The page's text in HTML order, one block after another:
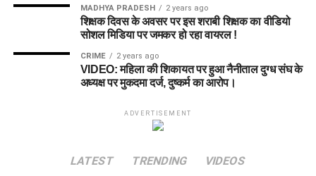
MADHYA PRADESH 2 years ago
शिक्षक दिवस के अवसर पर इस शराबी शिक्षक का वीडियो
सोशल मिडिया पर जमकर हो रहा वायरल !
CRIME 2 years ago
VIDEO: महिला की शिकायत पर हुआ नैनीताल दुग्ध संघ के
अध्यक्ष पर मुकदमा दर्ज, दुष्कर्म का आरोप।
ADVERTISEMENT
LATEST TRENDING VIDEOS